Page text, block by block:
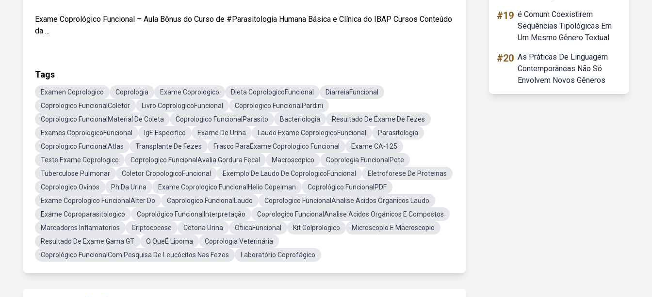
Exame Coprológico Funcional – Aula Bônus do Curso de #Parasitologia Humana Básica e Clínica do IBAP Cursos Conteúdo
da ...
Tags
Examen Coprologico Coprologia Exame Coprologico Dieta CoprologicoFuncional
DiarreiaFuncional
Coprologico FuncionalColetor
Livro CoprologicoFuncional
Coprologico FuncionalPardini
Coprologico FuncionalMaterial De Coleta
Coprologico FuncionalParasito Bacteriologia
Resultado De Exame De Fezes
Exames CoprologicoFuncional
IgE Especifico Exame De Urina Laudo Exame CoprologicoFuncional
Parasitologia
Coprologico FuncionalAtlas
Transplante De Fezes Frasco ParaExame Coprologico Funcional
Exame CA-125
Teste Exame Coprologico
Coprologico FuncionalAvalia Gordura Fecal Macroscopico
Coprologia FuncionalPote
Tuberculose Pulmonar
Coletor CropologicoFuncional Exemplo De Laudo De CoprologicoFuncional
Eletroforese De Proteinas
Coprologico Ovinos
Ph Da Urina Exame Coprologico FuncionalHelio Copelman
Coprológico FuncionalPDF
Exame Coprologico FuncionalAlter Do
Caprologico FuncionalLaudo
Coprologico FuncionalAnalise Acidos Organicos Laudo
Exame Coproparasitologico
Coprológico FuncionalInterpretação
Coprologico FuncionalAnalise Acidos Organicos E Compostos
Marcadores Inflamatorios
Criptococose Cetona Urina OtiicaFuncional Kit Colprologico
Microscopio E Macroscopio
Resultado De Exame Gama GT
O QueÉ Lipoma
Coprologia Veterinária
Coprológico FuncionalCom Pesquisa De Leucócitos Nas Fezes
Laboratório Coprofágico
#19 é Comum Coexistirem
Sequências Tipológicas Em
Um Mesmo Gênero Textual
#20 As Práticas De Linguagem
Contemporâneas Não Só
Envolvem Novos Gêneros